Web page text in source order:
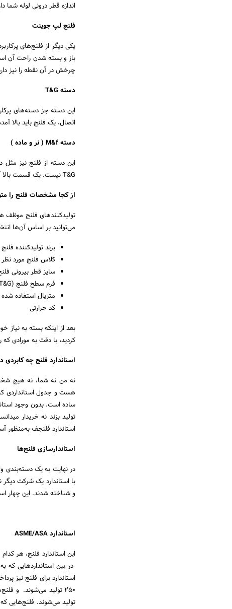
اندازه قطر درونی لوله شما
فلنج لپ جوینت
چرخش در آن نقطه را نیز
دسته T&G
این دسته جز دسته‌های
اتصال، یک فلنج باید بالا
دسته M&f ( نر و ماده )
این دسته از فلنج نیز
T&G نیست. یک قسمت بالا آمده‌تر از سطح نرمال و یک قسمت تورفته با هم چفت شده و اتصال را ممکن می‌سازند.
از کجا مشخصات فلنج را
تولیدکنندهای فلنج
می‌توانید بر اساس آن‌ها
برند تولیدکننده فلنج
کلاس فلنج مورد
سایز قطر بیرونی
فرم سطح فلنج (M&f ff/rf/ T&G/
متریال استفاده
کد حرارتی
بعد از اینکه بسته به
کردید، با دقت به مورادی که
استاندارد فلنج چه کابردی
نه من نه شما، نه هیچ شخص
هست و جدول استانداردی
ساده است. بدون وجود
تولید بزند نه خریدار
استاندارد فلنجف
استاندارسازی فلنج‌ها
در نهایت به یک دسته‌بندی
با استاندارد یک شرکت دیگر
و شناخته شدند. این چهار
استانداردASME/ASA
این استاندارد فلنج، هر
در بین استانداردهایی که